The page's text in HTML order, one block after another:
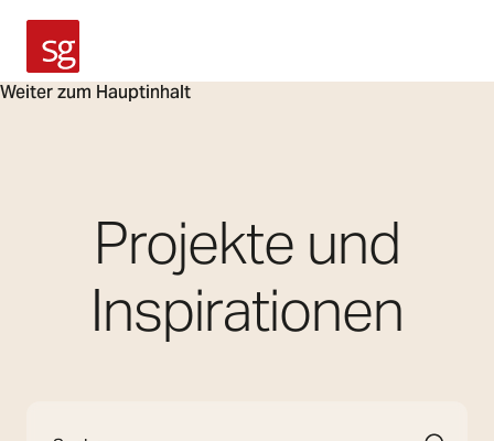
Weiter zum Hauptinhalt
SG Armaturen
Projekte und
Inspirationen